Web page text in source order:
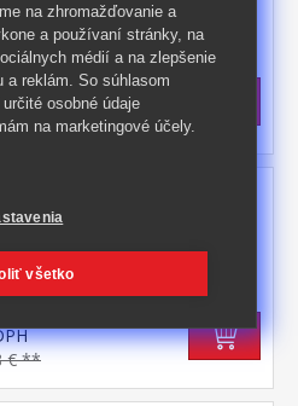
hnedá kovová
farebné prevedenie čierna
51 cm
4093
> 5 ks
€ **
farebné prevedenie dub
čierna
4090
€ **
na zhromažďovanie a
a používaní stránky, na
médií a na zlepšenie
a reklám. So súhlasom
osobné údaje
na marketingové účely.
všetko